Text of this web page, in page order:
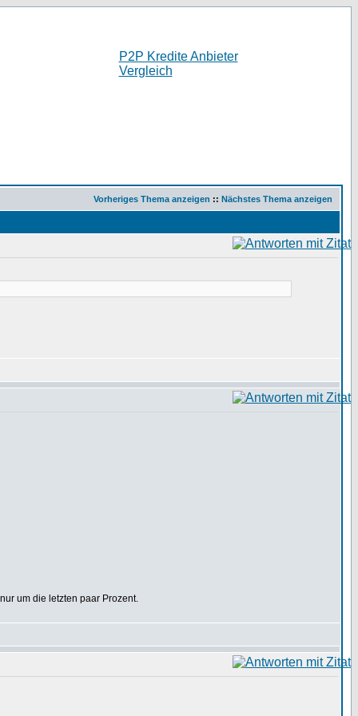
P2P Kredite Anbieter
Vergleich
Vorheriges Thema anzeigen :: Nächstes Thema anzeigen
um die letzten paar Prozent.